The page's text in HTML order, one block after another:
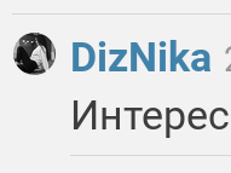
DizNika